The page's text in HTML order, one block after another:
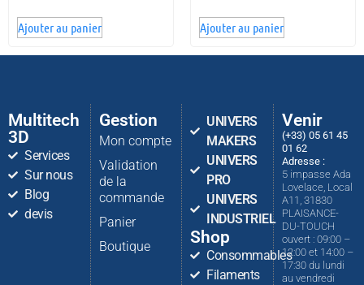
Ajouter au panier Ajouter au panier
Multitech
3D
Services
Sur nous
Blog
devis
Gestion
Mon compte
Validation
de la
commande
Panier
Boutique
UNIVERS
MAKERS
UNIVERS
PRO
UNIVERS
INDUSTRIEL
Shop
Consommables
Filaments
Venir
(+33) 05 61 45
01 62
Adresse :
5 impasse Ada
Lovelace, Local
A11, 31830
PLAISANCE-
DU-TOUCH
ouvert : 09:00 –
12:00 et 14:00 –
17:30 du lundi
au vendredi